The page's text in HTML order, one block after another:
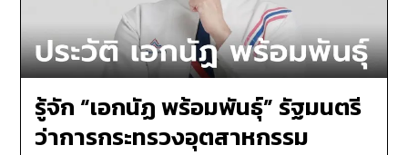
รู้จัก “เอกนัฏ พร้อมพันธุ์” รัฐมนตรี
ว่าการกระทรวงอุตสาหกรรม